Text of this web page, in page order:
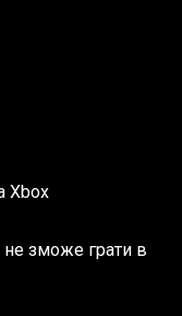
Xbox
не зможе грати в